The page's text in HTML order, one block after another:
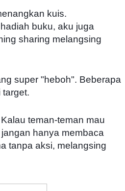
kuis.
buku, aku juga
sharing melangsing
super "heboh". Beberapa
teman-teman mau
hanya membaca
tanpa aksi, melangsing